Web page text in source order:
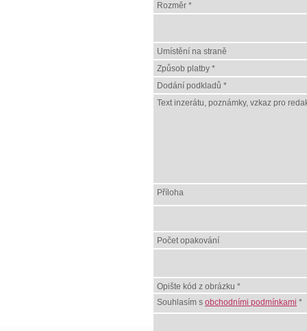
Rozměr *
Umístění na straně
Způsob platby *
Dodání podkladů *
Text inzerátu, poznámky, vzkaz pro
Příloha
Počet opakování
Opište kód z obrázku *
Souhlasím s obchodními podmínkami *